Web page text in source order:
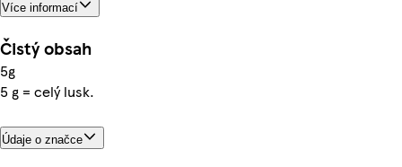
Více informací
Čistý obsah
5g
5 g = celý lusk.
Údaje o značce